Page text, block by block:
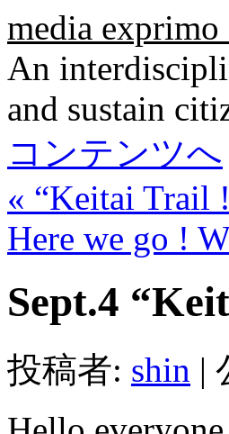
media
An
and sustain
コンテンツへ
« “Keitai Trail
Here we go !
Sept.4
投稿者: shin |